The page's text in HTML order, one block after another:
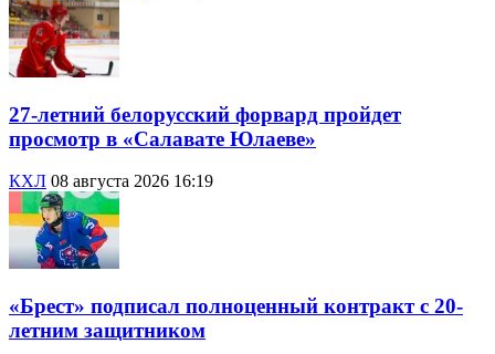
27-летний белорусский форвард пройдет
просмотр в «Салавате Юлаеве»
КХЛ 08 августа 2026 16:19
«Брест» подписал полноценный контракт с 20-
летним защитником